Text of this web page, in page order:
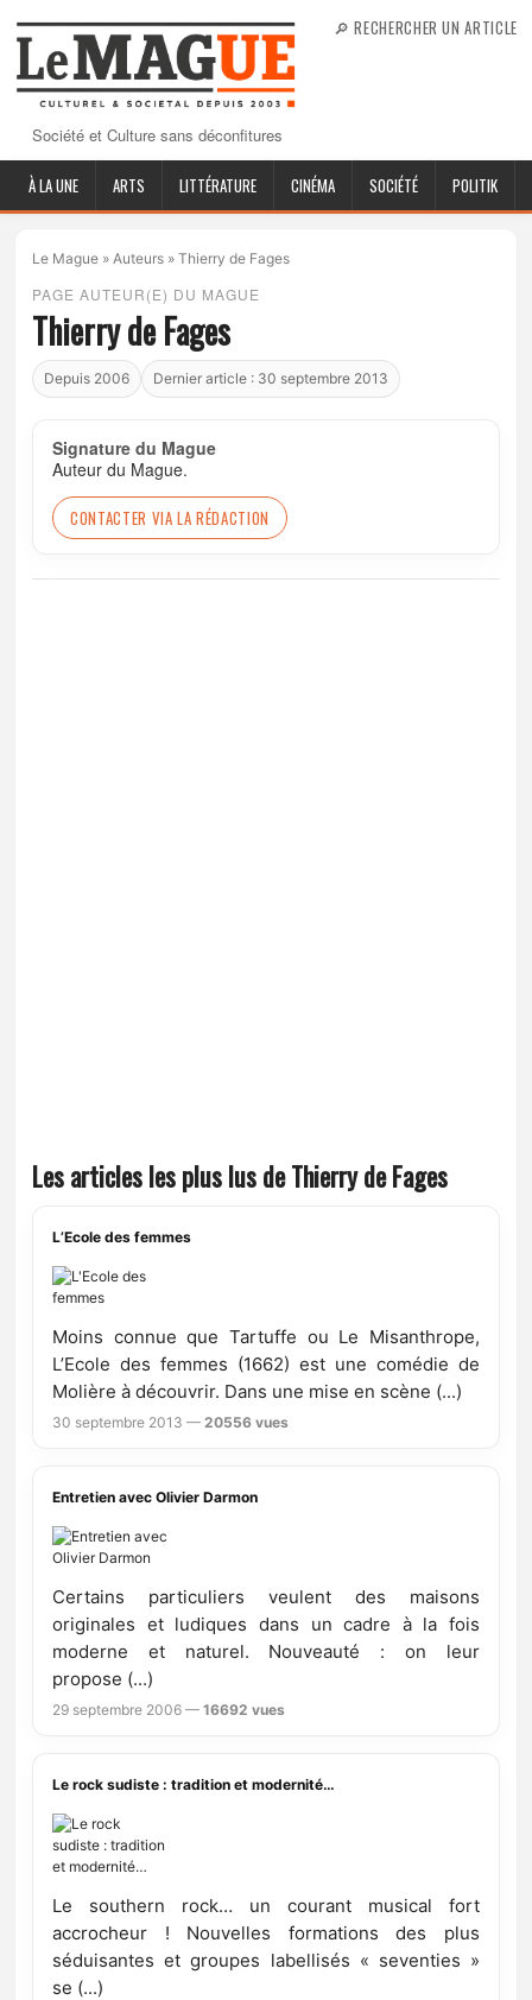
Société et Culture sans déconfitures
🔎 RECHERCHER UN ARTICLE
À LA UNE ARTS LITTÉRATURE CINÉMA SOCIÉTÉ POLITIK
Le Mague » Auteurs » Thierry de Fages
PAGE AUTEUR(E) DU MAGUE
Thierry de Fages
Depuis 2006 Dernier article : 30 septembre 2013
Signature du Mague
Auteur du Mague.
CONTACTER VIA LA RÉDACTION
Les articles les plus lus de Thierry de Fages
L’Ecole des femmes
Moins connue que Tartuffe ou Le Misanthrope,
L’Ecole des femmes (1662) est une comédie de
Molière à découvrir. Dans une mise en scène (...)
30 septembre 2013 — 20556 vues
Entretien avec Olivier Darmon
Certains particuliers veulent des maisons
originales et ludiques dans un cadre à la fois
moderne et naturel. Nouveauté : on leur
propose (...)
29 septembre 2006 — 16692 vues
Le rock sudiste : tradition et modernité…
Le southern rock… un courant musical fort
accrocheur ! Nouvelles formations des plus
séduisantes et groupes labellisés « seventies »
se (...)